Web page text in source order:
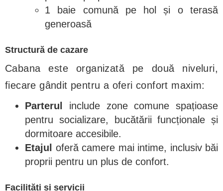
1 baie comună pe hol și o terasă
generoasă
Structură de cazare
Cabana este organizată pe două niveluri,
fiecare gândit pentru a oferi confort maxim:
Parterul
include zone comune spațioase
pentru socializare, bucătării funcționale și
dormitoare accesibile.
Etajul
oferă camere mai intime, inclusiv băi
proprii pentru un plus de confort.
Facilități și servicii